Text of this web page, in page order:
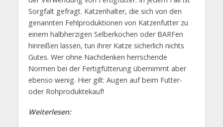
Sorgfalt gefragt. Katzenhalter, die sich von den
genannten Fehlproduktionen von Katzenfutter zu
einem halbherzigen Selberkochen oder BARFen
hinreißen lassen, tun ihrer Katze sicherlich nichts
Gutes. Wer ohne Nachdenken herrschende
Normen bei der Fertigfütterung übernimmt aber
ebenso wenig. Hier gilt: Augen auf beim Futter-
oder Rohproduktekauf!
Weiterlesen: